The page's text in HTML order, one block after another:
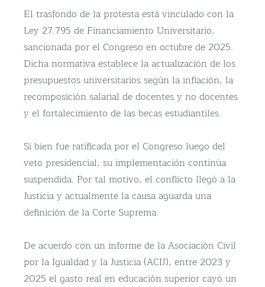
El trasfondo de la protesta está vinculado con la
Ley 27.795 de Financiamiento Universitario,
sancionada por el Congreso en octubre de 2025.
Dicha normativa establece la actualización de los
presupuestos universitarios según la inflación, la
recomposición salarial de docentes y no docentes
y el fortalecimiento de las becas estudiantiles.
Si bien fue ratificada por el Congreso luego del
veto presidencial, su implementación continúa
suspendida. Por tal motivo, el conflicto llegó a la
Justicia y actualmente la causa aguarda una
definición de la Corte Suprema.
De acuerdo con un informe de la Asociación Civil
por la Igualdad y la Justicia (ACIJ), entre 2023 y
2025 el gasto real en educación superior cayó un